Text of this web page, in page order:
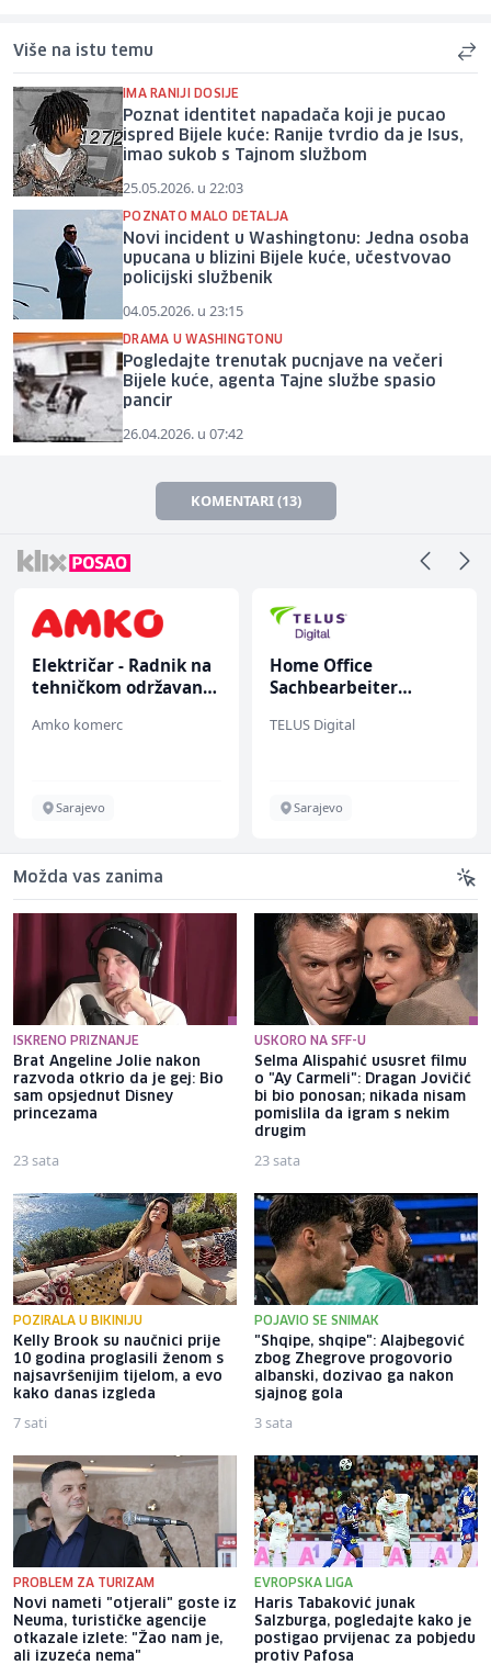
Više na istu temu
IMA RANIJI DOSIJE
Poznat identitet napadača koji je pucao
ispred Bijele kuće: Ranije tvrdio da je Isus,
imao sukob s Tajnom službom
25.05.2026. u 22:03
POZNATO MALO DETALJA
Novi incident u Washingtonu: Jedna osoba
upucana u blizini Bijele kuće, učestvovao
policijski službenik
04.05.2026. u 23:15
DRAMA U WASHINGTONU
Pogledajte trenutak pucnjave na večeri
Bijele kuće, agenta Tajne službe spasio
pancir
26.04.2026. u 07:42
KOMENTARI (13)
Električar - Radnik na
tehničkom održavanju
Amko komerc
Sarajevo
Home Office
Sachbearbeiter
bekannten deutschen
TELUS Digital
Sarajevo
Možda vas zanima
ISKRENO PRIZNANJE
Brat Angeline Jolie nakon
razvoda otkrio da je gej: Bio
sam opsjednut Disney
princezama
23 sata
USKORO NA SFF-U
Selma Alispahić ususret filmu
o "Ay Carmeli": Dragan Jovičić
bi bio ponosan; nikada nisam
pomislila da igram s nekim
drugim
23 sata
POZIRALA U BIKINIJU
Kelly Brook su naučnici prije
10 godina proglasili ženom s
najsavršenijim tijelom, a evo
kako danas izgleda
7 sati
POJAVIO SE SNIMAK
"Shqipe, shqipe": Alajbegović
zbog Zhegrove progovorio
albanski, dozivao ga nakon
sjajnog gola
3 sata
PROBLEM ZA TURIZAM
Novi nameti "otjerali" goste iz
Neuma, turističke agencije
otkazale izlete: "Žao nam je,
ali izuzeća nema"
EVROPSKA LIGA
Haris Tabaković junak
Salzburga, pogledajte kako je
postigao prvijenac za pobjedu
protiv Pafosa